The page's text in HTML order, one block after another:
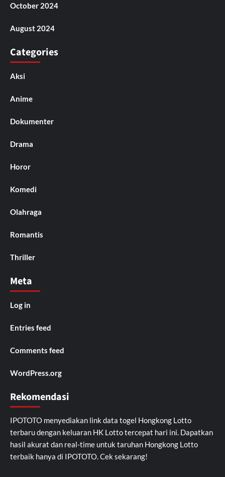
October 2024
August 2024
Categories
Aksi
Anime
Dokumenter
Drama
Horor
Komedi
Olahraga
Romantis
Thriller
Meta
Log in
Entries feed
Comments feed
WordPress.org
Rekomendasi
IPOTOTO menyediakan link data togel Hongkong Lotto
terbaru dengan keluaran HK Lotto tercepat hari ini. Dapatkan
hasil akurat dan real-time untuk taruhan Hongkong Lotto
terbaik hanya di IPOTOTO. Cek sekarang!